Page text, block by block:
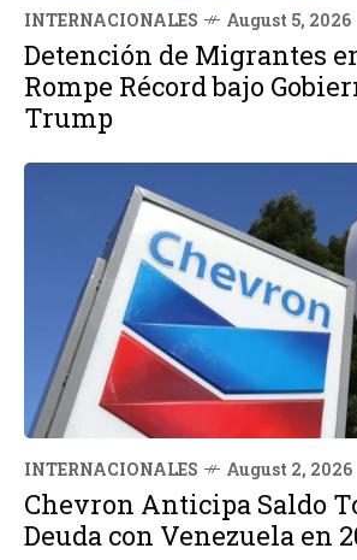
INTERNACIONALES August 5, 2026
Detención de Migrantes
Rompe Récord bajo
Trump
INTERNACIONALES August 2, 2026
Chevron Anticipa Saldo
Deuda con Venezuela en